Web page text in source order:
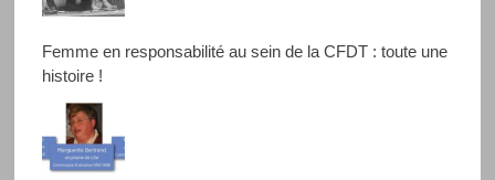
Femme en responsabilité au sein de la CFDT : toute une
histoire !